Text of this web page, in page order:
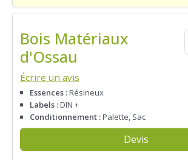
Bois Matériaux
d'Ossau
Écrire un avis
Essences :Résineux
Labels :DIN +
Conditionnement :Palette, Sac
Devis